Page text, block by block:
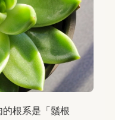
根系是「鬚根